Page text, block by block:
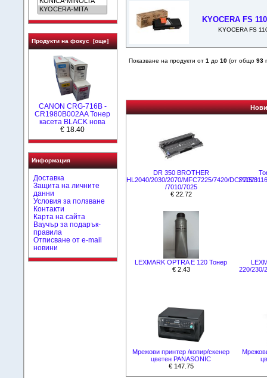
Продукти на фокус [още]
CANON CRG-716B -
CR1980B002AA Тонер
касета BLACK нова
€ 18.40
Информация
Доставка
Защита на личните
данни
Условия за ползване
Контакти
Карта на сайта
Ваучър за подарък-
правила
Отписване от e-mail
новини
KYOCERA FS
KYOCERA FS
Показване на продукти от 1 до 10(от общо 93
DR 350 BROTHER
HL2040/2030/2070/MFC7225/7420/DCP7020
/7010/7025
€ 22.72
3115/
LEXMARK OPTRA E 120 Тонер
€ 2.43
220/230/
Мрежови принтер /копир/скенер
цветен PANASONIC
€ 147.75